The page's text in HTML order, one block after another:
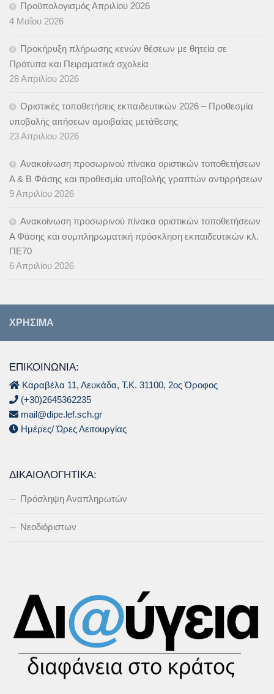
Προϋπολογισμός Απριλίου 2026
4 Μαΐου 2026
Προκήρυξη πλήρωσης κενών θέσεων με θητεία σε
Πρότυπα και Πειραματικά σχολεία
28 Απριλίου 2026
Οριστικές τοποθετήσεις εκπαιδευτικών 2026 – Προθεσμία
υποβολής αιτήσεων αμοιβαίας μετάθεσης
23 Απριλίου 2026
Ανακοίνωση προσωρινού πίνακα οριστικών τοποθετήσεων
Α & B Φάσης και προθεσμία υποβολής γραπτών αντιρρήσεων
9 Απριλίου 2026
Ανακοίνωση προσωρινού πίνακα οριστικών τοποθετήσεων
Α Φάσης και συμπληρωματική πρόσκληση εκπαιδευτικών κλ.
ΠΕ70
6 Απριλίου 2026
ΧΡΉΣΙΜΑ
ΕΠΙΚΟΙΝΩΝΙΑ:
Καραβέλα 11, Λευκάδα, Τ.Κ. 31100, 2ος Όροφος
(+30)2645362235
mail@dipe.lef.sch.gr
Ημέρες/ Ώρες Λειτουργίας
ΔΙΚΑΙΟΛΟΓΗΤΙΚΆ:
Πρόσληψη Αναπληρωτών
Νεοδιόριστων